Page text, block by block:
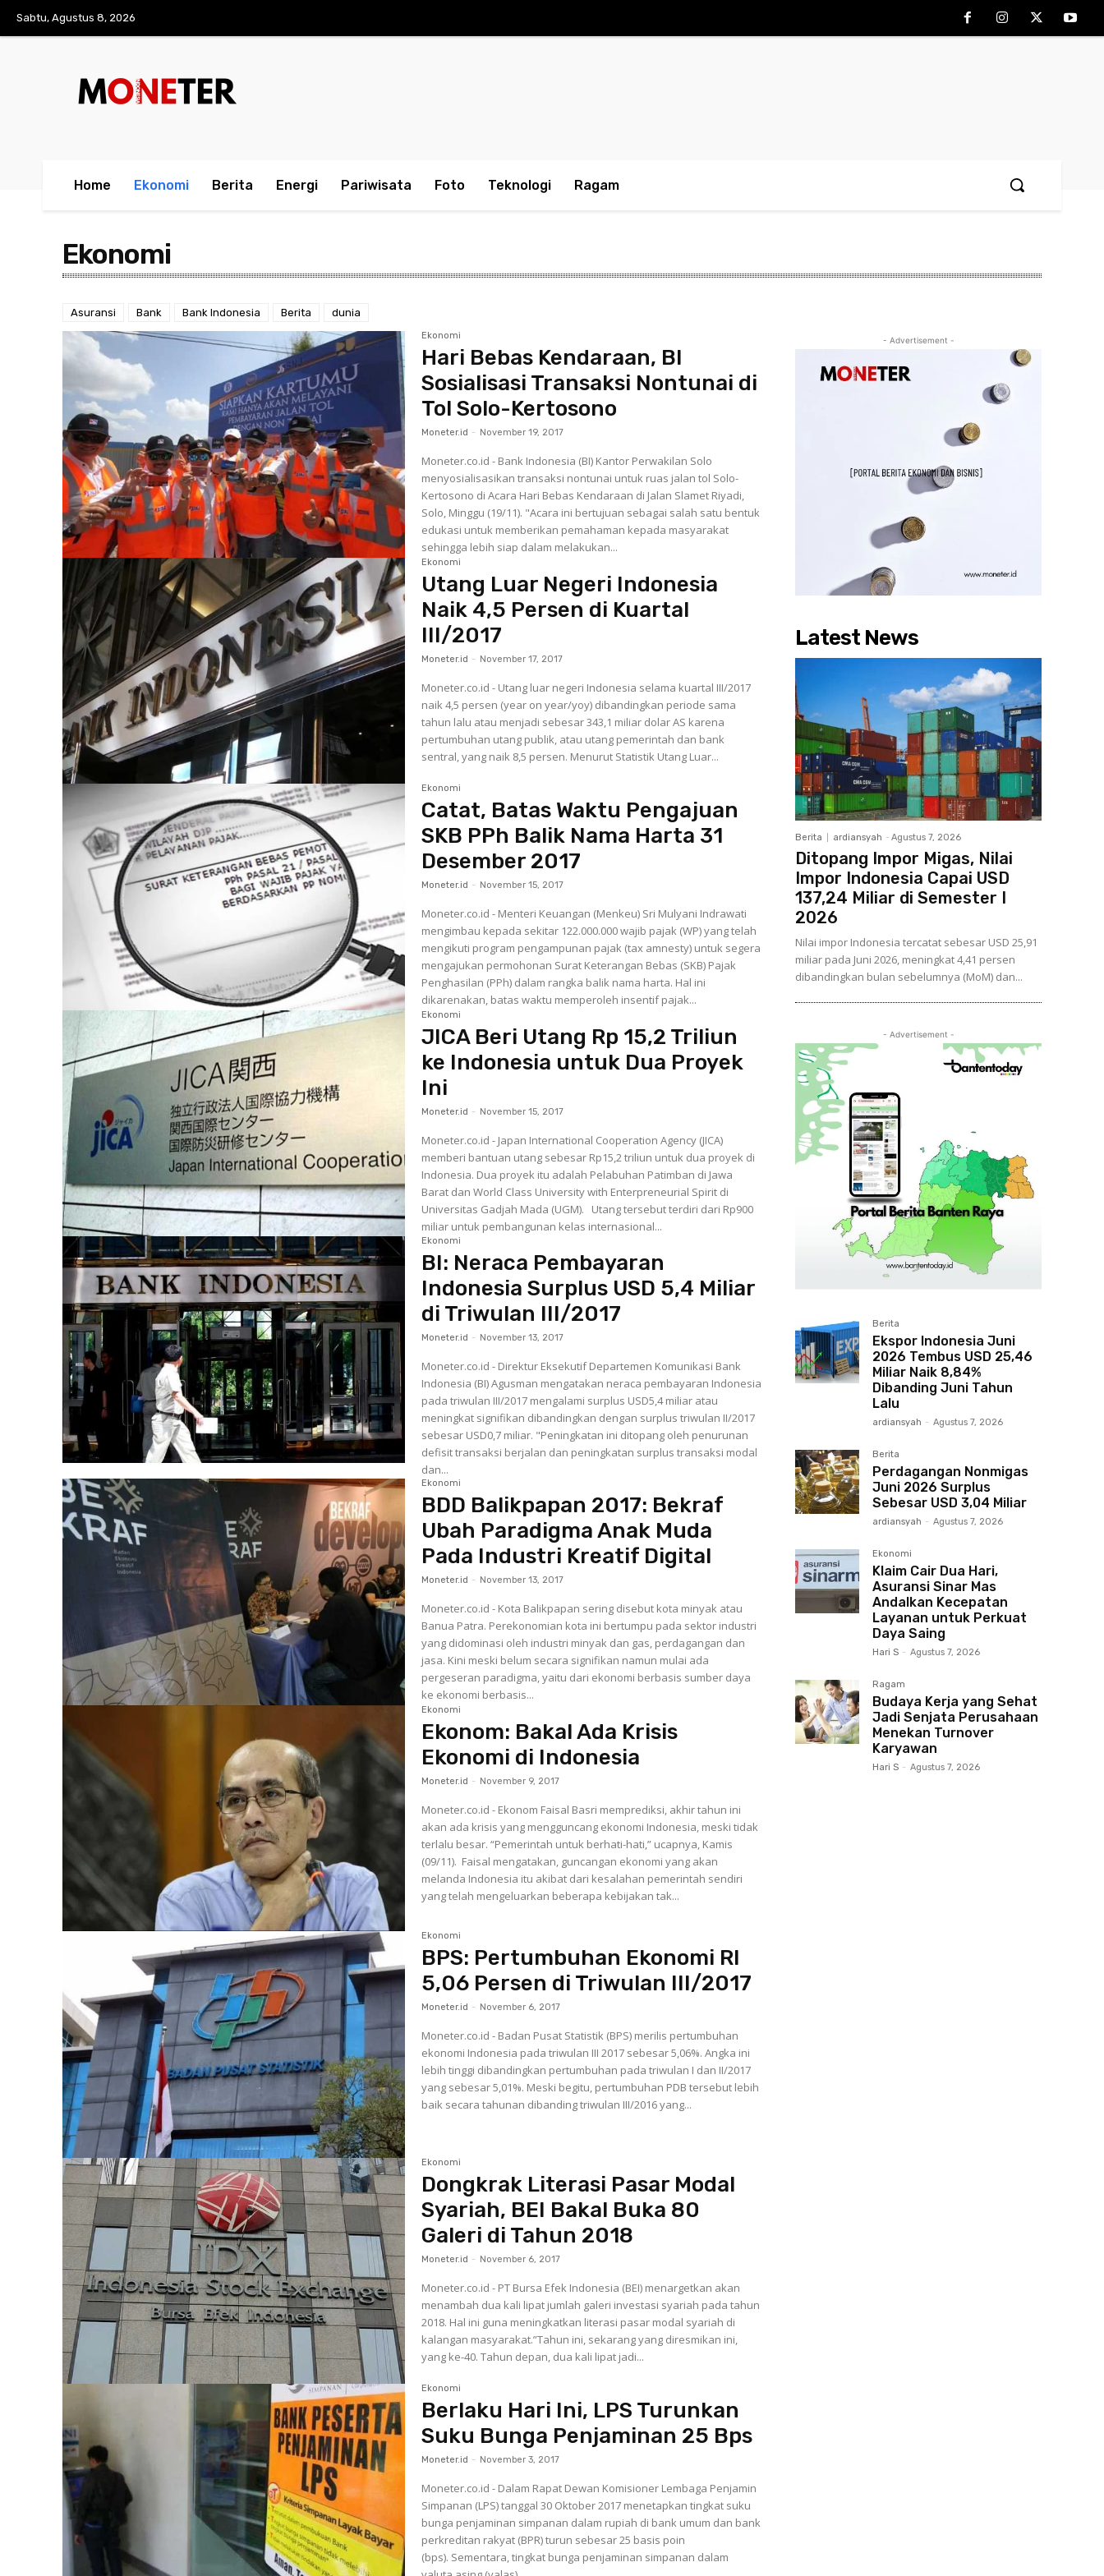
Sabtu, Agustus 8, 2026
Home Ekonomi Berita Energi Pariwisata Foto Teknologi Ragam
Ekonomi
Asuransi Bank Bank Indonesia Berita dunia
Ekonomi
Hari Bebas Kendaraan, BI
Sosialisasi Transaksi Nontunai di
Tol Solo-Kertosono
Moneter.id - November 19, 2017
Moneter.co.id - Bank Indonesia (BI) Kantor Perwakilan Solo
menyosialisasikan transaksi nontunai untuk ruas jalan tol Solo-
Kertosono di Acara Hari Bebas Kendaraan di Jalan Slamet Riyadi,
Solo, Minggu (19/11). "Acara ini bertujuan sebagai salah satu bentuk
edukasi untuk memberikan pemahaman kepada masyarakat
sehingga lebih siap dalam melakukan...
Ekonomi
Utang Luar Negeri Indonesia
Naik 4,5 Persen di Kuartal
III/2017
Moneter.id - November 17, 2017
Moneter.co.id - Utang luar negeri Indonesia selama kuartal III/2017
naik 4,5 persen (year on year/yoy) dibandingkan periode sama
tahun lalu atau menjadi sebesar 343,1 miliar dolar AS karena
pertumbuhan utang publik, atau utang pemerintah dan bank
sentral, yang naik 8,5 persen. Menurut Statistik Utang Luar...
Ekonomi
Catat, Batas Waktu Pengajuan
SKB PPh Balik Nama Harta 31
Desember 2017
Moneter.id - November 15, 2017
Moneter.co.id - Menteri Keuangan (Menkeu) Sri Mulyani Indrawati
mengimbau kepada sekitar 122.000.000 wajib pajak (WP) yang telah
mengikuti program pengampunan pajak (tax amnesty) untuk segera
mengajukan permohonan Surat Keterangan Bebas (SKB) Pajak
Penghasilan (PPh) dalam rangka balik nama harta. Hal ini
dikarenakan, batas waktu memperoleh insentif pajak...
Ekonomi
JICA Beri Utang Rp 15,2 Triliun
ke Indonesia untuk Dua Proyek
Ini
Moneter.id - November 15, 2017
Moneter.co.id - Japan International Cooperation Agency (JICA)
memberi bantuan utang sebesar Rp15,2 triliun untuk dua proyek di
Indonesia. Dua proyek itu adalah Pelabuhan Patimban di Jawa
Barat dan World Class University with Enterpreneurial Spirit di
Universitas Gadjah Mada (UGM). Utang tersebut terdiri dari Rp900
miliar untuk pembangunan kelas internasional...
Ekonomi
BI: Neraca Pembayaran
Indonesia Surplus USD 5,4 Miliar
di Triwulan III/2017
Moneter.id - November 13, 2017
Moneter.co.id - Direktur Eksekutif Departemen Komunikasi Bank
Indonesia (BI) Agusman mengatakan neraca pembayaran Indonesia
pada triwulan III/2017 mengalami surplus USD5,4 miliar atau
meningkat signifikan dibandingkan dengan surplus triwulan II/2017
sebesar USD0,7 miliar. "Peningkatan ini ditopang oleh penurunan
defisit transaksi berjalan dan peningkatan surplus transaksi modal
dan...
Ekonomi
BDD Balikpapan 2017: Bekraf
Ubah Paradigma Anak Muda
Pada Industri Kreatif Digital
Moneter.id - November 13, 2017
Moneter.co.id - Kota Balikpapan sering disebut kota minyak atau
Banua Patra. Perekonomian kota ini bertumpu pada sektor industri
yang didominasi oleh industri minyak dan gas, perdagangan dan
jasa. Kini meski belum secara signifikan namun mulai ada
pergeseran paradigma, yaitu dari ekonomi berbasis sumber daya
ke ekonomi berbasis...
Ekonomi
Ekonom: Bakal Ada Krisis
Ekonomi di Indonesia
Moneter.id - November 9, 2017
Moneter.co.id - Ekonom Faisal Basri memprediksi, akhir tahun ini
akan ada krisis yang mengguncang ekonomi Indonesia, meski tidak
terlalu besar. “Pemerintah untuk berhati-hati,” ucapnya, Kamis
(09/11). Faisal mengatakan, guncangan ekonomi yang akan
melanda Indonesia itu akibat dari kesalahan pemerintah sendiri
yang telah mengeluarkan beberapa kebijakan tak...
Ekonomi
BPS: Pertumbuhan Ekonomi RI
5,06 Persen di Triwulan III/2017
Moneter.id - November 6, 2017
Moneter.co.id - Badan Pusat Statistik (BPS) merilis pertumbuhan
ekonomi Indonesia pada triwulan III 2017 sebesar 5,06%. Angka ini
lebih tinggi dibandingkan pertumbuhan pada triwulan I dan II/2017
yang sebesar 5,01%. Meski begitu, pertumbuhan PDB tersebut lebih
baik secara tahunan dibanding triwulan III/2016 yang...
Ekonomi
Dongkrak Literasi Pasar Modal
Syariah, BEI Bakal Buka 80
Galeri di Tahun 2018
Moneter.id - November 6, 2017
Moneter.co.id - PT Bursa Efek Indonesia (BEI) menargetkan akan
menambah dua kali lipat jumlah galeri investasi syariah pada tahun
2018. Hal ini guna meningkatkan literasi pasar modal syariah di
kalangan masyarakat.”Tahun ini, sekarang yang diresmikan ini,
yang ke-40. Tahun depan, dua kali lipat jadi...
Ekonomi
Berlaku Hari Ini, LPS Turunkan
Suku Bunga Penjaminan 25 Bps
Moneter.id - November 3, 2017
Moneter.co.id - Dalam Rapat Dewan Komisioner Lembaga Penjamin
Simpanan (LPS) tanggal 30 Oktober 2017 menetapkan tingkat suku
bunga penjaminan simpanan dalam rupiah di bank umum dan bank
perkreditan rakyat (BPR) turun sebesar 25 basis poin
(bps). Sementara, tingkat bunga penjaminan simpanan dalam
- Advertisement -
Latest News
Berita ardiansyah - Agustus 7, 2026
Ditopang Impor Migas, Nilai
Impor Indonesia Capai USD
137,24 Miliar di Semester I
2026
Nilai impor Indonesia tercatat sebesar USD 25,91
miliar pada Juni 2026, meningkat 4,41 persen
dibandingkan bulan sebelumnya (MoM) dan...
- Advertisement -
Berita
Ekspor Indonesia Juni
2026 Tembus USD 25,46
Miliar Naik 8,84%
Dibanding Juni Tahun
Lalu
ardiansyah - Agustus 7, 2026
Berita
Perdagangan Nonmigas
Juni 2026 Surplus
Sebesar USD 3,04 Miliar
ardiansyah - Agustus 7, 2026
Ekonomi
Klaim Cair Dua Hari,
Asuransi Sinar Mas
Andalkan Kecepatan
Layanan untuk Perkuat
Daya Saing
Hari S - Agustus 7, 2026
Ragam
Budaya Kerja yang Sehat
Jadi Senjata Perusahaan
Menekan Turnover
Karyawan
Hari S - Agustus 7, 2026